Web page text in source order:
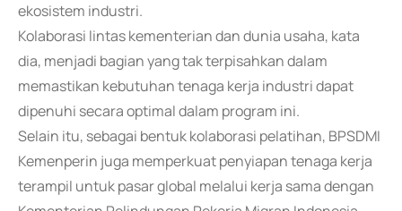
ekosistem industri.
Kolaborasi lintas kementerian dan dunia usaha, kata
dia, menjadi bagian yang tak terpisahkan dalam
memastikan kebutuhan tenaga kerja industri dapat
dipenuhi secara optimal dalam program ini.
Selain itu, sebagai bentuk kolaborasi pelatihan, BPSDMI
Kemenperin juga memperkuat penyiapan tenaga kerja
terampil untuk pasar global melalui kerja sama dengan